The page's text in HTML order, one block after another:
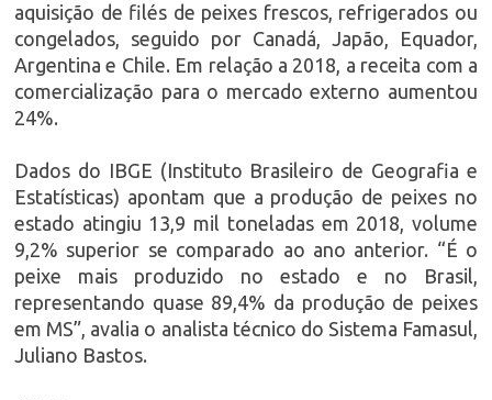
aquisição de filés de peixes frescos, refrigerados ou
congelados, seguido por Canadá, Japão, Equador,
Argentina e Chile. Em relação a 2018, a receita com a
comercialização para o mercado externo aumentou
24%.
Dados do IBGE (Instituto Brasileiro de Geografia e
Estatísticas) apontam que a produção de peixes no
estado atingiu 13,9 mil toneladas em 2018, volume
9,2% superior se comparado ao ano anterior. “É o
peixe mais produzido no estado e no Brasil,
representando quase 89,4% da produção de peixes
em MS”, avalia o analista técnico do Sistema Famasul,
Juliano Bastos.